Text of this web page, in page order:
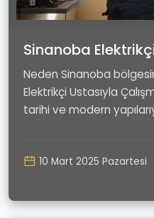
Sinanoba
Neden Sinanoba
Elektrikçi Ustasıyla Çalışmalısınız?
tarihi ve modern
10 Mart 2025 Pazartesi